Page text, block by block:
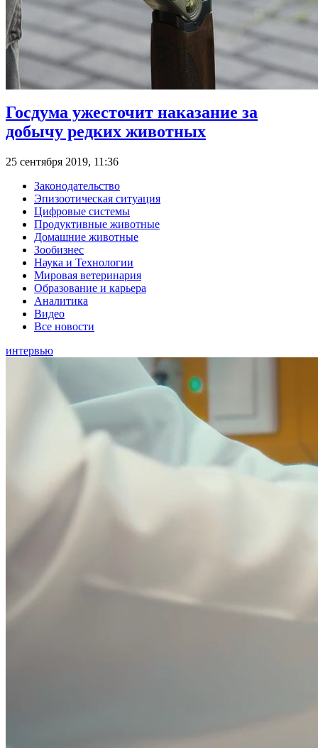
Госдума ужесточит наказание за
добычу редких животных
25 сентября 2019, 11:36
Законодательство
Эпизоотическая ситуация
Цифровые системы
Продуктивные животные
Домашние животные
Зообизнес
Наука и Технологии
Мировая ветеринария
Образование и карьера
Аналитика
Видео
Все новости
интервью